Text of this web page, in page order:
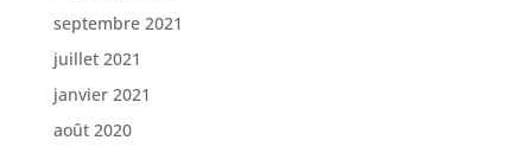
septembre 2021
juillet 2021
janvier 2021
août 2020